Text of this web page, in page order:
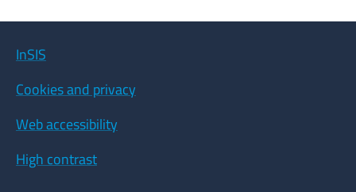
InSIS
Cookies and privacy
Web accessibility
High contrast